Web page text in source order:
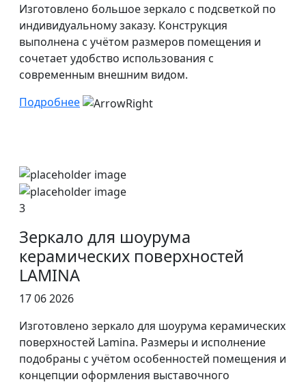
Изготовлено большое зеркало с подсветкой по
индивидуальному заказу. Конструкция
выполнена с учётом размеров помещения и
сочетает удобство использования с
современным внешним видом.
Подробнее
3
Зеркало для шоурума
керамических поверхностей
LAMINA
17 06 2026
Изготовлено зеркало для шоурума керамических
поверхностей Lamina. Размеры и исполнение
подобраны с учётом особенностей помещения и
концепции оформления выставочного